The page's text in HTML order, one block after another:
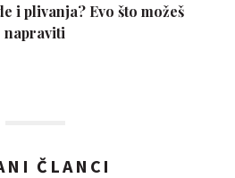
i plivanja? Evo što možeš
napraviti
ČLANCI